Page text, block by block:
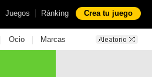
Juegos | Ránking Crea tu juego
| Ocio | Marcas